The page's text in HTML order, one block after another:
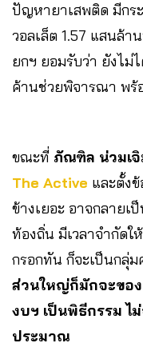
ปัญหายาเสพติด มีกร
วอลเล็ต 1.57 แสนล้
ยกฯ ยอมรับว่า ยังไม่
ค้านช่วยพิจารณา พร้
ขณะที่ ภัณฑิล น่วมเ
The Active และตั้ง
ข้างเยอะ อาจกลายเ
ท้องถิ่น มีเวลาจำกัดใ
กรอกทัน ก็จะเป็นกลุ่
ส่วนใหญ่ก็มักจะของ
งบฯ เป็นพิธีกรรม
ประมาณ